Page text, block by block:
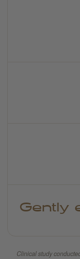
Gently
Clinical study